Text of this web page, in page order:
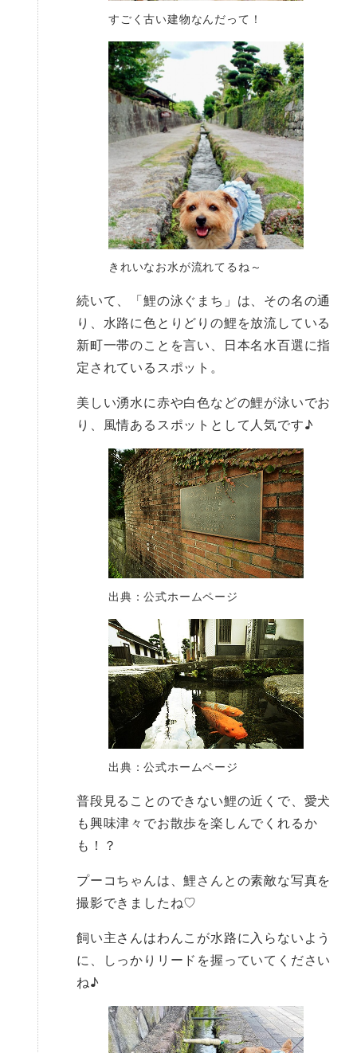
すごく古い建物なんだって！
きれいなお水が流れてるね～
続いて、「鯉の泳ぐまち」は、その名の通
り、水路に色とりどりの鯉を放流している
新町一帯のことを言い、日本名水百選に指
定されているスポット。
美しい湧水に赤や白色などの鯉が泳いでお
り、風情あるスポットとして人気です♪
出典：公式ホームページ
出典：公式ホームページ
普段見ることのできない鯉の近くで、愛犬
も興味津々でお散歩を楽しんでくれるか
も！？
プーコちゃんは、鯉さんとの素敵な写真を
撮影できましたね♡
飼い主さんはわんこが水路に入らないよう
に、しっかりリードを握っていてください
ね♪